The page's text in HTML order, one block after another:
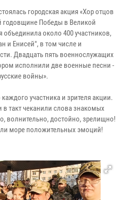
городская акция «Хор отцов
годовщине Победы в Великой
объединила около 400 участников,
и Енисей", в том числе и
Двадцать пять военнослужащих
исполнили две военные песни -
войны».
участника и зрителя акции.
такт чеканили слова знакомых
волнительно, достойно, зрелищно!
море положительных эмоций!